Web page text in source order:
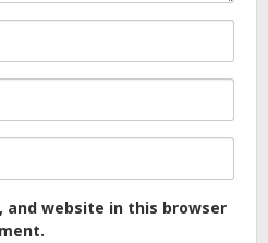
and website in this browser